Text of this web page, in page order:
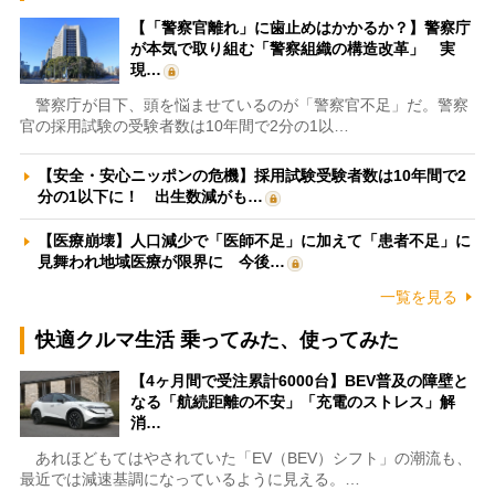
【「警察官離れ」に歯止めはかかるか？】警察庁
が本気で取り組む「警察組織の構造改革」 実
現…
警察庁が目下、頭を悩ませているのが「警察官不足」だ。警察
官の採用試験の受験者数は10年間で2分の1以…
【安全・安心ニッポンの危機】採用試験受験者数は10年間で2
分の1以下に！ 出生数減がも…
【医療崩壊】人口減少で「医師不足」に加えて「患者不足」に
見舞われ地域医療が限界に 今後…
一覧を見る
快適クルマ生活 乗ってみた、使ってみた
【4ヶ月間で受注累計6000台】BEV普及の障壁と
なる「航続距離の不安」「充電のストレス」解
消…
あれほどもてはやされていた「EV（BEV）シフト」の潮流も、
最近では減速基調になっているように見える。…